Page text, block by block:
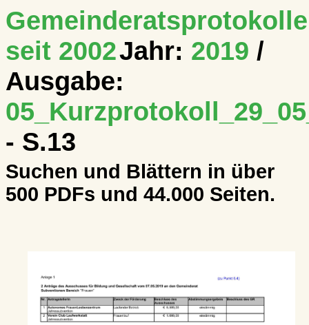
Gemeinderatsprotokolle
seit 2002Jahr: 2019 /
Ausgabe:
- S.13
Suchen und Blättern in über
500 PDFs und 44.000 Seiten.